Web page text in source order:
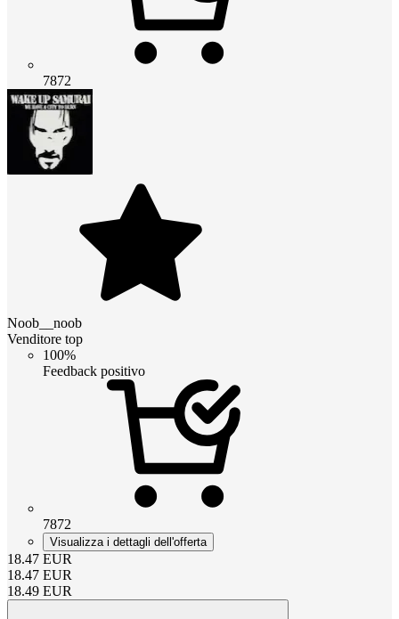
7872
Noob__noob
Venditore top
100%
Feedback positivo
7872
Visualizza i dettagli dell'offerta
18.47 EUR
18.47 EUR
18.49 EUR